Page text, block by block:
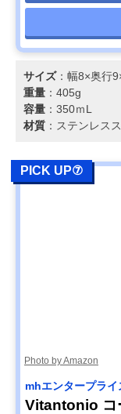
サイズ：幅8×奥行
重量 ：405g
容量 ：350ｍL
材質 ：ステンレス
PICK UP⑦
Photo by Amazon
mhエンタープライ
Vitantonio コ